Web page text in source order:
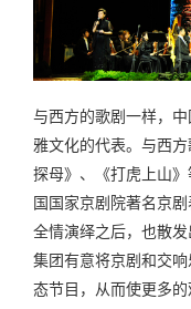
与西方的歌剧一样，
雅文化的代表。与西
探母》、《打虎上山
国国家京剧院著名京
全情演绎之后，也散
集团有意将京剧和交
态节目，从而使更多